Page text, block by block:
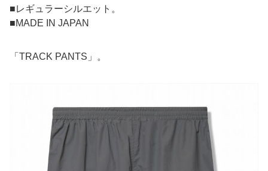
■レギュラーシルエット。
■MADE IN JAPAN
「TRACK PANTS」。